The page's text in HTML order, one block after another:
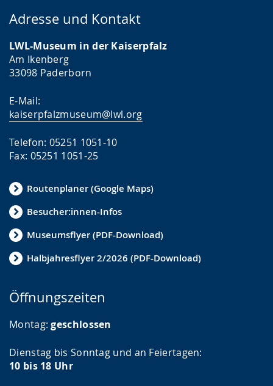
Adresse und Kontakt
LWL-Museum in der Kaiserpfalz
Am Ikenberg
33098 Paderborn
E-Mail:
kaiserpfalzmuseum@lwl.org
Telefon: 05251 1051-10
Fax: 05251 1051-25
Routenplaner (Google Maps)
Besucher:innen-Infos
Museumsflyer (PDF-Download)
Halbjahresflyer 2/2026 (PDF-Download)
Öffnungszeiten
Montag:geschlossen
Dienstag bis Sonntag und an Feiertagen:
10 bis 18 Uhr